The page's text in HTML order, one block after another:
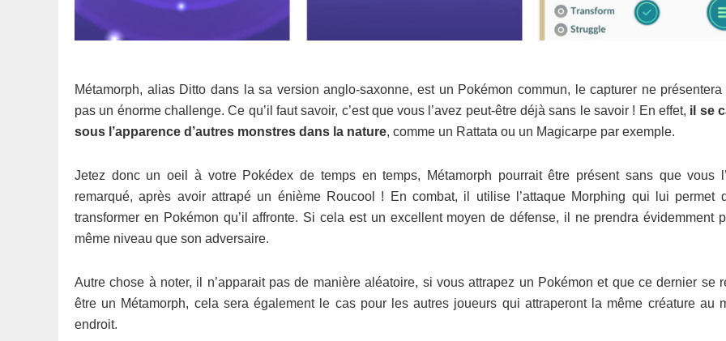
Métamorph, alias Ditto dans la sa version anglo-saxonne, est un Pokémon commun, le capturer ne présentera
pas un énorme challenge. Ce qu’il faut savoir, c’est que vous l’avez peut-être déjà sans le savoir ! En effet, il se
sous l’apparence d’autres monstres dans la nature, comme un Rattata ou un Magicarpe par exemple.
Jetez donc un oeil à votre Pokédex de temps en temps, Métamorph pourrait être présent sans que vous
remarqué, après avoir attrapé un énième Roucool ! En combat, il utilise l’attaque Morphing qui lui permet
transformer en Pokémon qu’il affronte. Si cela est un excellent moyen de défense, il ne prendra évidemment
même niveau que son adversaire.
Autre chose à noter, il n’apparait pas de manière aléatoire, si vous attrapez un Pokémon et que ce dernier se
être un Métamorph, cela sera également le cas pour les autres joueurs qui attraperont la même créature au
endroit.